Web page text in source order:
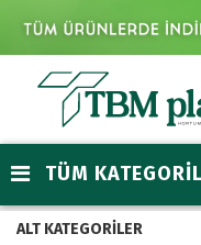
TÜM
ALT KATEGORILER